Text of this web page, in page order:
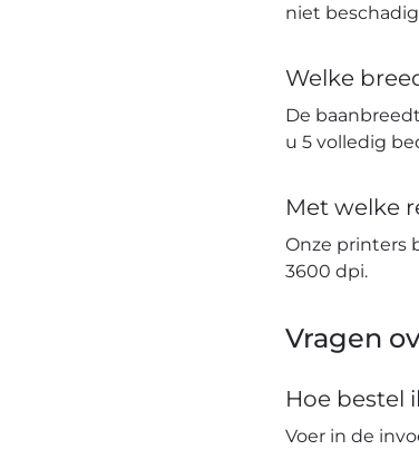
niet
Welke
De
u 5 volledig
Met welke
Onze printers
3600 dpi.
Vragen
Hoe bestel
Voer in de